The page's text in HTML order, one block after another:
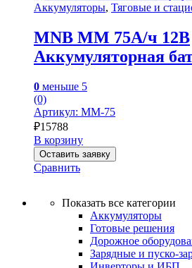
Аккумуляторы, Тяговые и
MNB MM 75А/ч 12В
Аккумуляторная
0 меньше 5
(0)
Артикул: MM-75
₽15788
В корзину
Оставить заявку
Сравнить
Показать все категории
Аккумуляторы
Готовые решения
Дорожное
Зарядные и пуско-